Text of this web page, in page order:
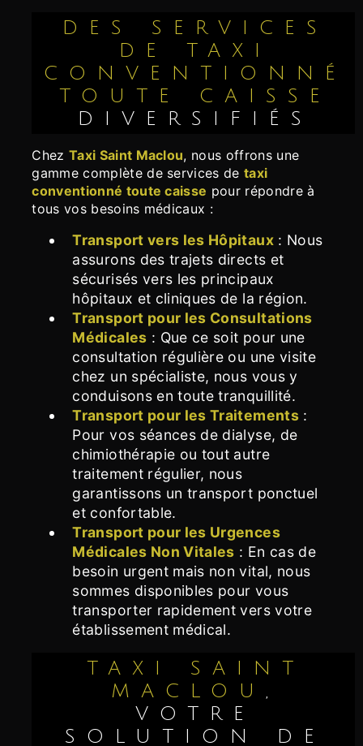
DES SERVICES
DE TAXI
CONVENTIONNÉ
TOUTE CAISSE
DIVERSIFIÉS
Chez Taxi Saint Maclou, nous offrons une
gamme complète de services de taxi
conventionné toute caisse pour répondre à
tous vos besoins médicaux :
Transport vers les Hôpitaux: Nous
assurons des trajets directs et
sécurisés vers les principaux
hôpitaux et cliniques de la région.
Transport pour les Consultations
Médicales : Que ce soit pour une
consultation régulière ou une visite
chez un spécialiste, nous vous y
conduisons en toute tranquillité.
Transport pour les Traitements:
Pour vos séances de dialyse, de
chimiothérapie ou tout autre
traitement régulier, nous
garantissons un transport ponctuel
et confortable.
Transport pour les Urgences
Médicales Non Vitales : En cas de
besoin urgent mais non vital, nous
sommes disponibles pour vous
transporter rapidement vers votre
établissement médical.
TAXI SAINT
MACLOU,
VOTRE
SOLUTION DE